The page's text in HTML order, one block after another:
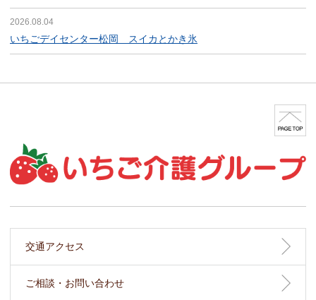
2026.08.04
いちごデイセンター松岡 スイカとかき氷
交通アクセス
ご相談・お問い合わせ